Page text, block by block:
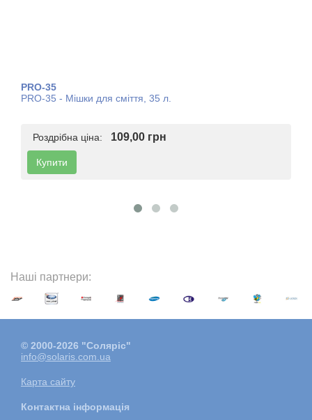
PRO-35
PRO-35 - Мішки для сміття, 35 л.
Роздрібна ціна: 109,00 грн
Купити
Наші партнери:
© 2000-2026 "Соляріс"
info@solaris.com.ua
Карта сайту
Контактна інформація